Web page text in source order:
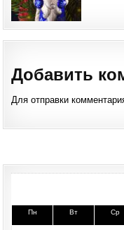
Добавить
Для отправки
Пн Вт Ср